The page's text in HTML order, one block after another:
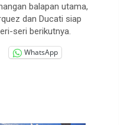
balapan utama,
dan Ducati siap
seri berikutnya.
WhatsApp